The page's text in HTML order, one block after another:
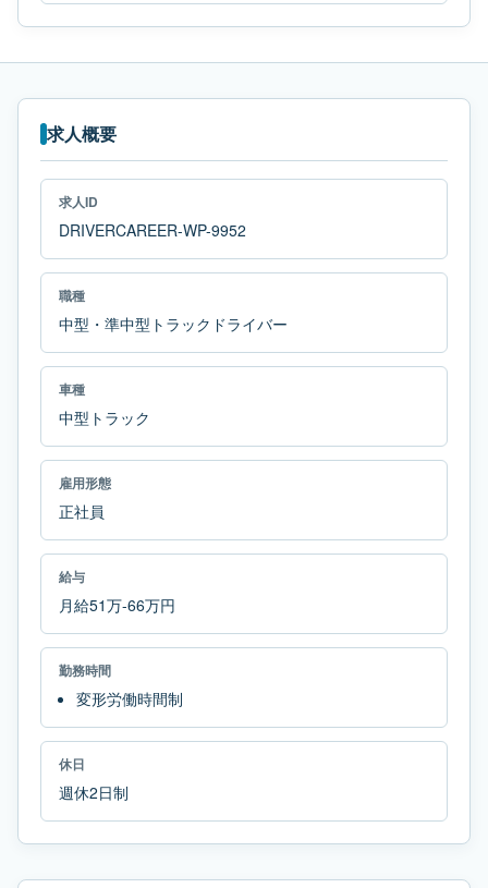
求人概要
求人ID
DRIVERCAREER-WP-9952
職種
中型・準中型トラックドライバー
車種
中型トラック
雇用形態
正社員
給与
月給51万-66万円
勤務時間
変形労働時間制
休日
週休2日制